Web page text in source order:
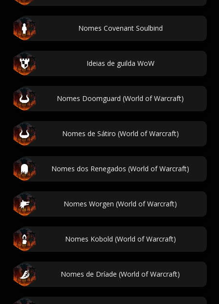
Nomes Covenant Soulbind
Ideias de guilda WoW
Nomes Doomguard (World of Warcraft)
Nomes de Sátiro (World of Warcraft)
Nomes dos Renegados (World of Warcraft)
Nomes Worgen (World of Warcraft)
Nomes Kobold (World of Warcraft)
Nomes de Dríade (World of Warcraft)